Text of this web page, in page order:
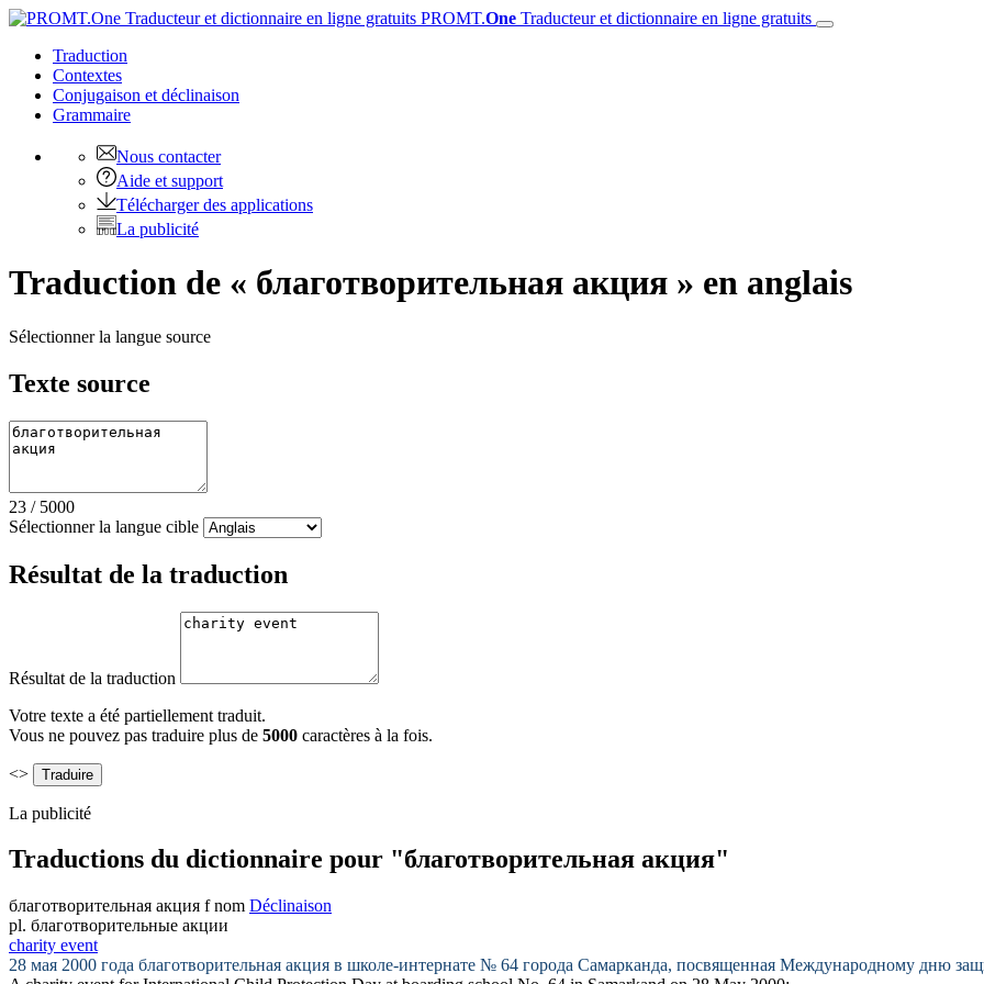
PROMT.One Traducteur et dictionnaire en ligne gratuits
Traduction
Contextes
Conjugaison et déclinaison
Grammaire
Nous contacter
Aide et support
Télécharger des applications
La publicité
Traduction de « благотворительная акция » en anglais
Sélectionner la langue source
Texte source
23 / 5000
Sélectionner la langue cible
Résultat de la traduction
Résultat de la traduction
Votre texte a été partiellement traduit.
Vous ne pouvez pas traduire plus de 5000 caractères à la fois.
<>
La publicité
Traductions du dictionnaire pour "благотворительная акция"
благотворительная акция f nom Déclinaison
pl. благотворительные акции
charity event
28 мая 2000 года благотворительная акция в школе-интернате № 64 города Самарканда, посвященная Международному дню